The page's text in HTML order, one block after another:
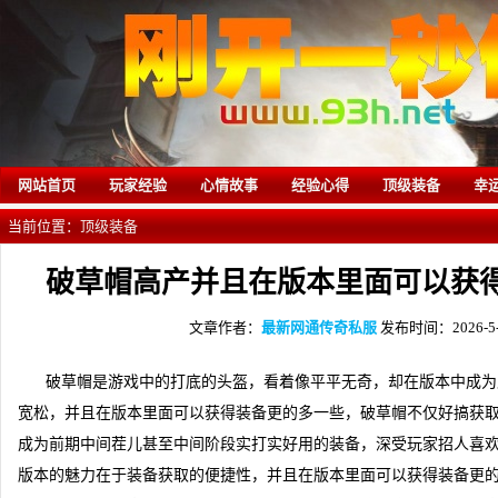
网站首页 玩家经验 心情故事 经验心得 顶级装备 幸
当前位置： 顶级装备
破草帽高产并且在版本里面可以获
文章作者： 最新网通传奇私服 发布时间：2026-
破草帽是游戏中的打底的头盔，看着像平平无奇，却在版本中成
宽松，并且在版本里面可以获得装备更的多一些，破草帽不仅好搞获
成为前期中间茬儿甚至中间阶段实打实好用的装备，深受玩家招人喜
版本的魅力在于装备获取的便捷性，并且在版本里面可以获得装备更